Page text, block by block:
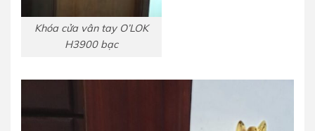
Khóa cửa vân tay O’LOK
H3900 bạc